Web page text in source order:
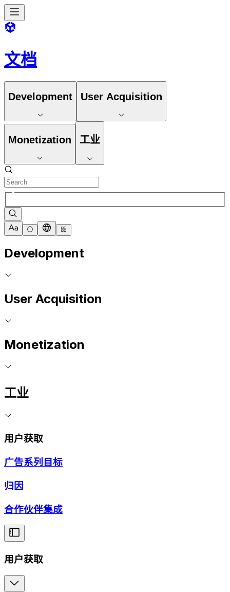
文档
Development User Acquisition
Monetization 工业
Development
User Acquisition
Monetization
工业
用户获取
广告系列目标
归因
合作伙伴集成
用户获取